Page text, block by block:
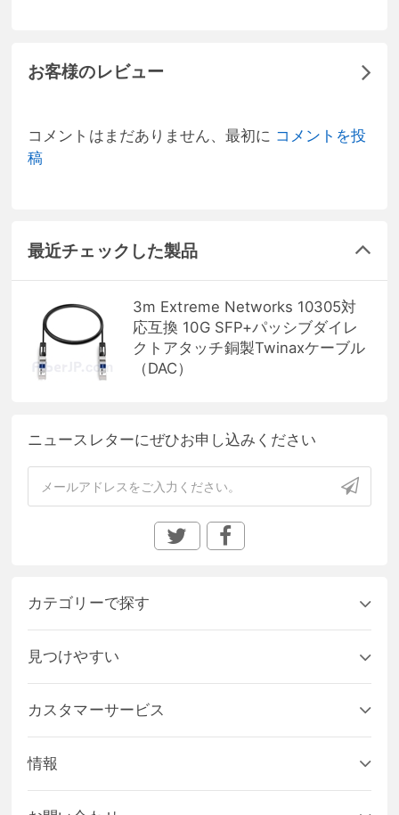
お客様のレビュー
コメントはまだありません、最初に コメントを投
稿
最近チェックした製品
3m Extreme Networks 10305対
応互換 10G SFP+パッシブダイレ
クトアタッチ銅製Twinaxケーブル
（DAC）
ニュースレターにぜひお申し込みください
カテゴリーで探す
見つけやすい
カスタマーサービス
情報